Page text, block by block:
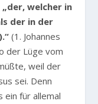
„der, welcher in
der in der
(1. Johannes
der Lüge vom
weil der
sei. Denn
ein für allemal